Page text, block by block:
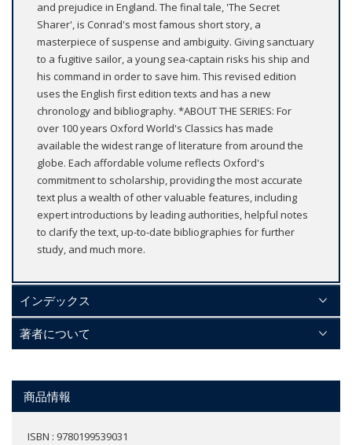
and prejudice in England. The final tale, 'The Secret
Sharer', is Conrad's most famous short story, a
masterpiece of suspense and ambiguity. Giving sanctuary
to a fugitive sailor, a young sea-captain risks his ship and
his command in order to save him. This revised edition
uses the English first edition texts and has a new
chronology and bibliography. *ABOUT THE SERIES: For
over 100 years Oxford World's Classics has made
available the widest range of literature from around the
globe. Each affordable volume reflects Oxford's
commitment to scholarship, providing the most accurate
text plus a wealth of other valuable features, including
expert introductions by leading authorities, helpful notes
to clarify the text, up-to-date bibliographies for further
study, and much more.
インデックス
著者について
商品情報
ISBN : 9780199539031